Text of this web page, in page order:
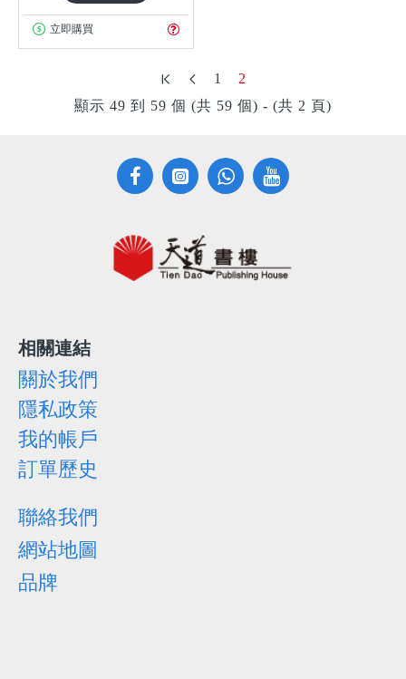
立即購買
1
2
顯示 49 到 59 個 (共 59 個) - (共 2 頁)
相關連結
關於我們
隱私政策
我的帳戶
訂單歷史
聯絡我們
網站地圖
品牌